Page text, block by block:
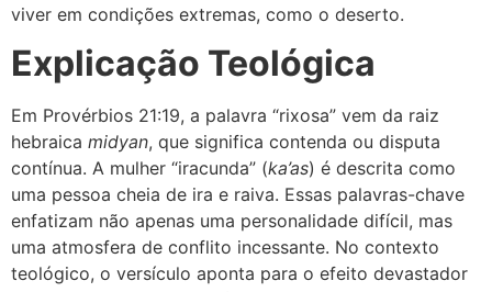
viver em condições extremas, como o deserto.
Explicação Teológica
Em Provérbios 21:19, a palavra “rixosa” vem da raiz
hebraica midyan, que significa contenda ou disputa
contínua. A mulher “iracunda” (ka’as) é descrita como
uma pessoa cheia de ira e raiva. Essas palavras-chave
enfatizam não apenas uma personalidade difícil, mas
uma atmosfera de conflito incessante. No contexto
teológico, o versículo aponta para o efeito devastador